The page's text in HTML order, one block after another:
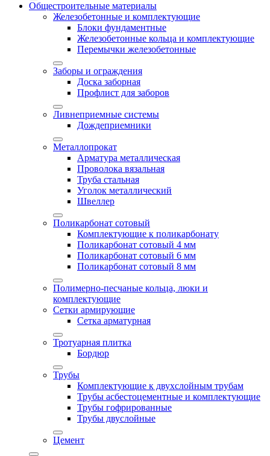
Общестроительные материалы
Железобетонные и комплектующие
Блоки фундаментные
Железобетонные кольца и комплектующие
Перемычки железобетонные
Заборы и ограждения
Доска заборная
Профлист для заборов
Ливнеприемные системы
Дождеприемники
Металлопрокат
Арматура металлическая
Проволока вязальная
Труба стальная
Уголок металлический
Швеллер
Поликарбонат сотовый
Комплектующие к поликарбонату
Поликарбонат сотовый 4 мм
Поликарбонат сотовый 6 мм
Поликарбонат сотовый 8 мм
Полимерно-песчаные кольца, люки и
комплектующие
Сетки армирующие
Сетка арматурная
Тротуарная плитка
Бордюр
Трубы
Комплектующие к двухслойным трубам
Трубы асбестоцементные и комплектующие
Трубы гофрированные
Трубы двуслойные
Цемент